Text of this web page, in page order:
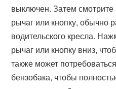
выключен. Затем смотрите
рычаг или кнопку, обычно
водительского кресла.
рычаг или кнопку вниз,
также может
бензобака, чтобы